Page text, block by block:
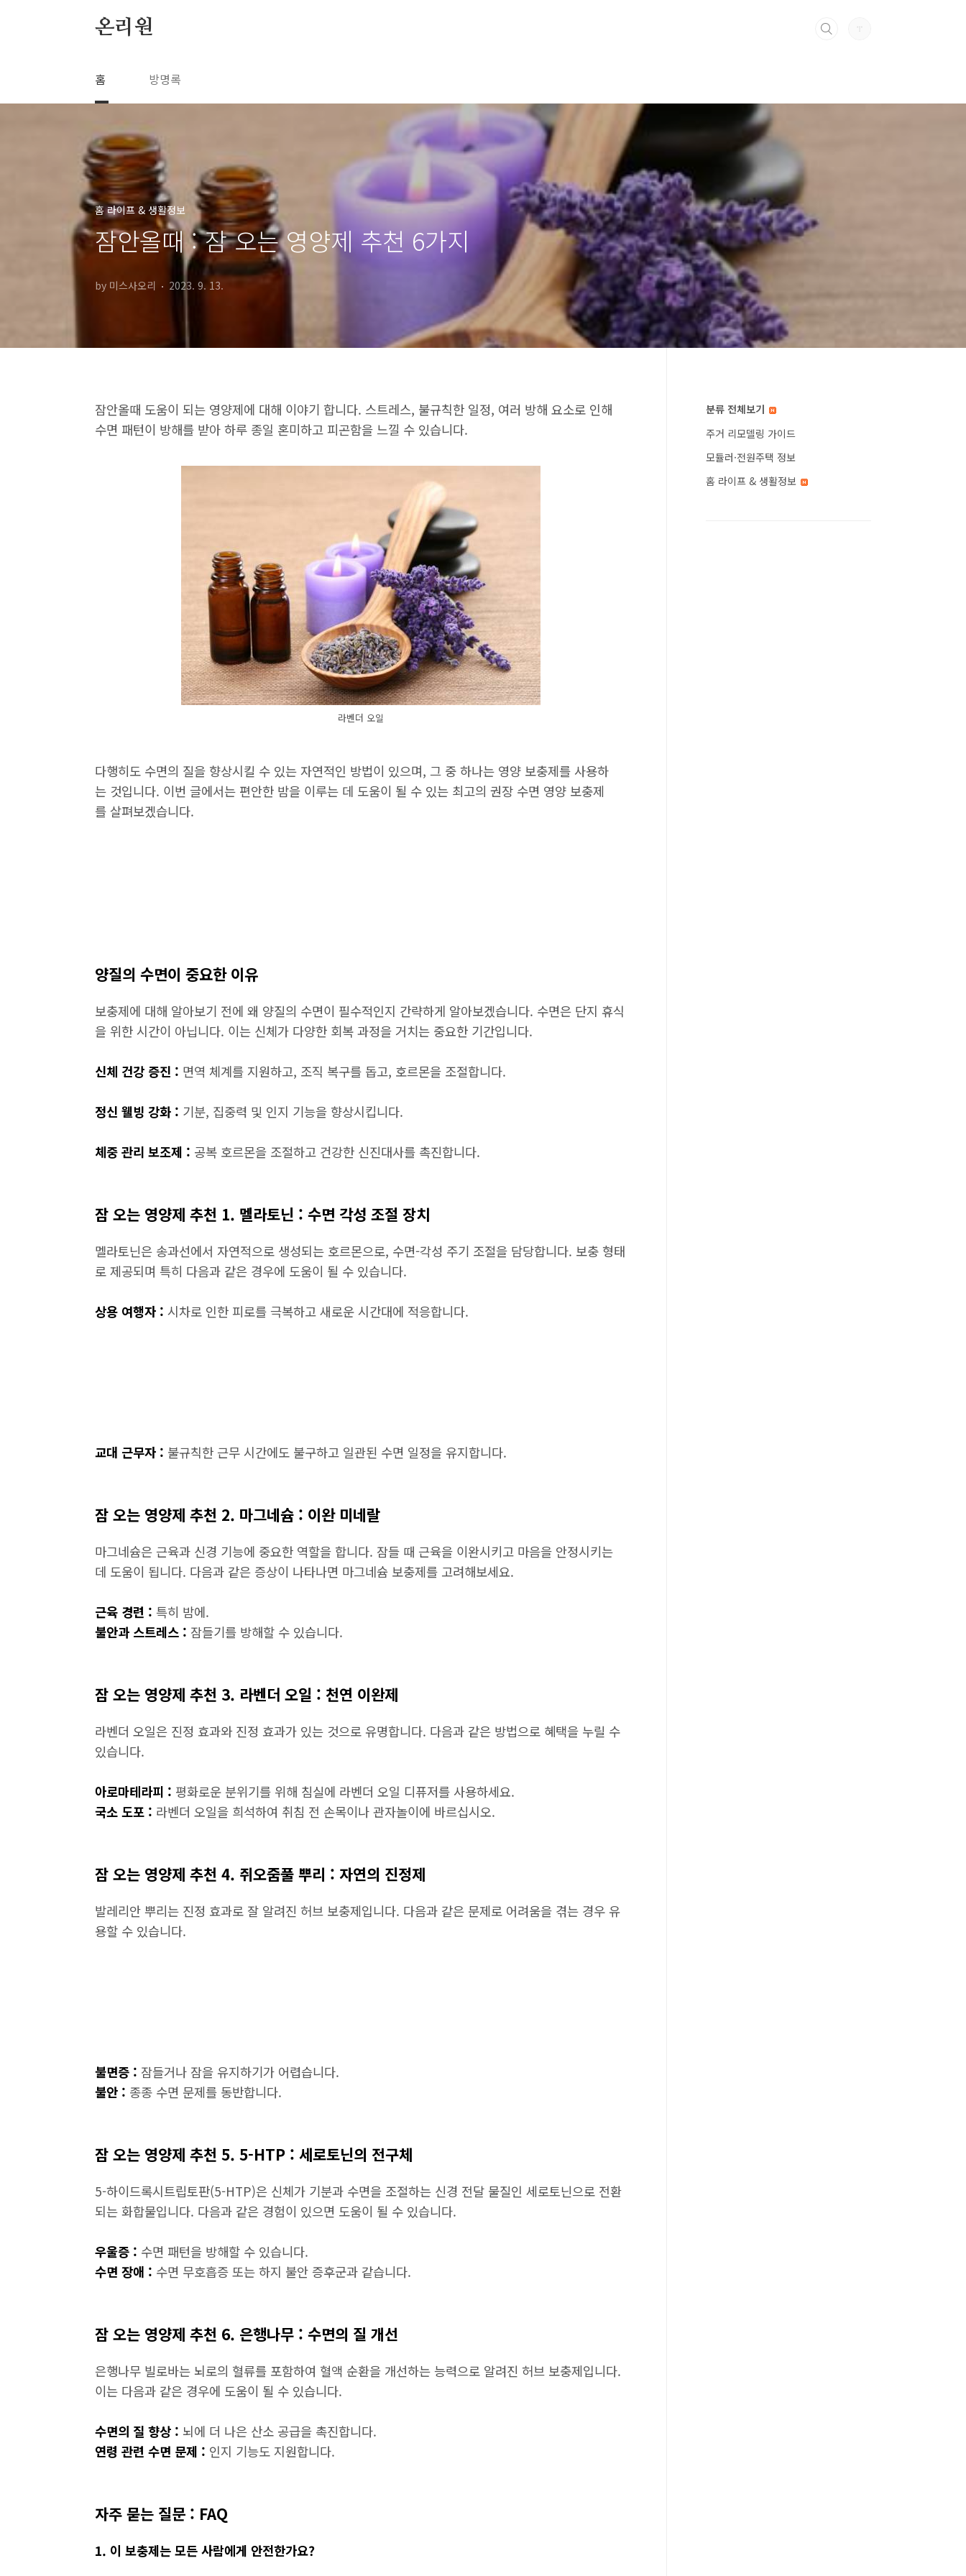
온리원
홈 방명록
홈 라이프 & 생활정보
잠안올때 : 잠 오는 영양제 추천 6가지
by 미스사오리 2023. 9. 13.
잠안올때 도움이 되는 영양제에 대해 이야기 합니다. 스트레스, 불규칙한 일정, 여러 방해 요소로 인해
수면 패턴이 방해를 받아 하루 종일 혼미하고 피곤함을 느낄 수 있습니다.
라벤더 오일
다행히도 수면의 질을 향상시킬 수 있는 자연적인 방법이 있으며, 그 중 하나는 영양 보충제를 사용하
는 것입니다. 이번 글에서는 편안한 밤을 이루는 데 도움이 될 수 있는 최고의 권장 수면 영양 보충제
를 살펴보겠습니다.
양질의 수면이 중요한 이유
보충제에 대해 알아보기 전에 왜 양질의 수면이 필수적인지 간략하게 알아보겠습니다. 수면은 단지 휴식
을 위한 시간이 아닙니다. 이는 신체가 다양한 회복 과정을 거치는 중요한 기간입니다.
신체 건강 증진 : 면역 체계를 지원하고, 조직 복구를 돕고, 호르몬을 조절합니다.
정신 웰빙 강화 : 기분, 집중력 및 인지 기능을 향상시킵니다.
체중 관리 보조제 : 공복 호르몬을 조절하고 건강한 신진대사를 촉진합니다.
잠 오는 영양제 추천 1. 멜라토닌 : 수면 각성 조절 장치
멜라토닌은 송과선에서 자연적으로 생성되는 호르몬으로, 수면-각성 주기 조절을 담당합니다. 보충 형태
로 제공되며 특히 다음과 같은 경우에 도움이 될 수 있습니다.
상용 여행자 : 시차로 인한 피로를 극복하고 새로운 시간대에 적응합니다.
교대 근무자 : 불규칙한 근무 시간에도 불구하고 일관된 수면 일정을 유지합니다.
잠 오는 영양제 추천 2. 마그네슘 : 이완 미네랄
마그네슘은 근육과 신경 기능에 중요한 역할을 합니다. 잠들 때 근육을 이완시키고 마음을 안정시키는
데 도움이 됩니다. 다음과 같은 증상이 나타나면 마그네슘 보충제를 고려해보세요.
근육 경련 : 특히 밤에.
불안과 스트레스 : 잠들기를 방해할 수 있습니다.
잠 오는 영양제 추천 3. 라벤더 오일 : 천연 이완제
라벤더 오일은 진정 효과와 진정 효과가 있는 것으로 유명합니다. 다음과 같은 방법으로 혜택을 누릴 수
있습니다.
아로마테라피 : 평화로운 분위기를 위해 침실에 라벤더 오일 디퓨저를 사용하세요.
국소 도포 : 라벤더 오일을 희석하여 취침 전 손목이나 관자놀이에 바르십시오.
잠 오는 영양제 추천 4. 쥐오줌풀 뿌리 : 자연의 진정제
발레리안 뿌리는 진정 효과로 잘 알려진 허브 보충제입니다. 다음과 같은 문제로 어려움을 겪는 경우 유
용할 수 있습니다.
불면증 : 잠들거나 잠을 유지하기가 어렵습니다.
불안 : 종종 수면 문제를 동반합니다.
잠 오는 영양제 추천 5. 5-HTP : 세로토닌의 전구체
5-하이드록시트립토판(5-HTP)은 신체가 기분과 수면을 조절하는 신경 전달 물질인 세로토닌으로 전환
되는 화합물입니다. 다음과 같은 경험이 있으면 도움이 될 수 있습니다.
우울증 : 수면 패턴을 방해할 수 있습니다.
수면 장애 : 수면 무호흡증 또는 하지 불안 증후군과 같습니다.
잠 오는 영양제 추천 6. 은행나무 : 수면의 질 개선
은행나무 빌로바는 뇌로의 혈류를 포함하여 혈액 순환을 개선하는 능력으로 알려진 허브 보충제입니다.
이는 다음과 같은 경우에 도움이 될 수 있습니다.
수면의 질 향상 : 뇌에 더 나은 산소 공급을 촉진합니다.
연령 관련 수면 문제 : 인지 기능도 지원합니다.
자주 묻는 질문 : FAQ
1. 이 보충제는 모든 사람에게 안전한가요?
분류 전체보기
주거 리모델링 가이드
모듈러·전원주택 정보
홈 라이프 & 생활정보